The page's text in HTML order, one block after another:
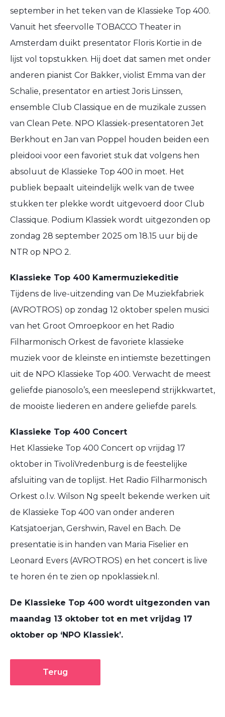
september in het teken van de Klassieke Top 400.
Vanuit het sfeervolle TOBACCO Theater in
Amsterdam duikt presentator Floris Kortie in de
lijst vol topstukken. Hij doet dat samen met onder
anderen pianist Cor Bakker, violist Emma van der
Schalie, presentator en artiest Joris Linssen,
ensemble Club Classique en de muzikale zussen
van Clean Pete. NPO Klassiek-presentatoren Jet
Berkhout en Jan van Poppel houden beiden een
pleidooi voor een favoriet stuk dat volgens hen
absoluut de Klassieke Top 400 in moet. Het
publiek bepaalt uiteindelijk welk van de twee
stukken ter plekke wordt uitgevoerd door Club
Classique. Podium Klassiek wordt uitgezonden op
zondag 28 september 2025 om 18.15 uur bij de
NTR op NPO 2.
Klassieke Top 400 Kamermuziekeditie
Tijdens de live-uitzending van De Muziekfabriek
(AVROTROS) op zondag 12 oktober spelen musici
van het Groot Omroepkoor en het Radio
Filharmonisch Orkest de favoriete klassieke
muziek voor de kleinste en intiemste bezettingen
uit de NPO Klassieke Top 400. Verwacht de meest
geliefde pianosolo’s, een meeslepend strijkkwartet,
de mooiste liederen en andere geliefde parels.
Klassieke Top 400 Concert
Het Klassieke Top 400 Concert op vrijdag 17
oktober in TivoliVredenburg is de feestelijke
afsluiting van de toplijst. Het Radio Filharmonisch
Orkest o.l.v. Wilson Ng speelt bekende werken uit
de Klassieke Top 400 van onder anderen
Katsjatoerjan, Gershwin, Ravel en Bach. De
presentatie is in handen van Maria Fiselier en
Leonard Evers (AVROTROS) en het concert is live
te horen én te zien op npoklassiek.nl.
De Klassieke Top 400 wordt uitgezonden van
maandag 13 oktober tot en met vrijdag 17
oktober op ‘NPO Klassiek’.
Terug